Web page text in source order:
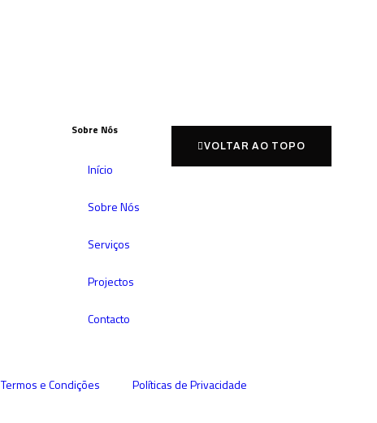
VOLTAR AO TOPO
Sobre Nós
Início
Sobre Nós
Serviços
Projectos
Contacto
Termos e Condições Políticas de Privacidade